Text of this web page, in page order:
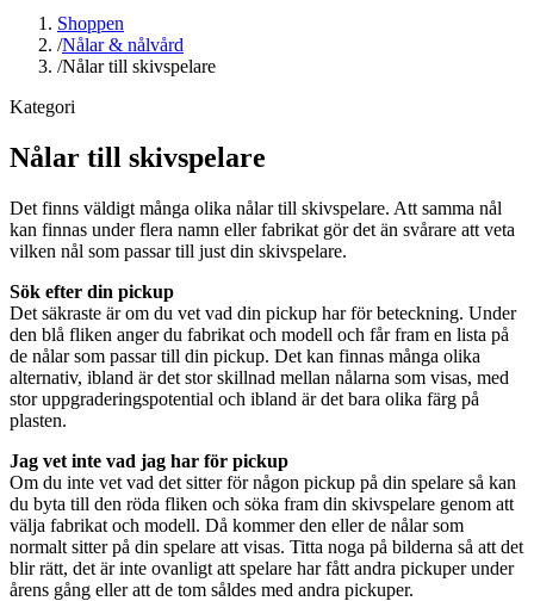
Shoppen
/Nålar & nålvård
/Nålar till skivspelare
Kategori
Nålar till skivspelare
Det finns väldigt många olika nålar till skivspelare. Att samma nål
kan finnas under flera namn eller fabrikat gör det än svårare att veta
vilken nål som passar till just din skivspelare.
Sök efter din pickup
Det säkraste är om du vet vad din pickup har för beteckning. Under
den blå fliken anger du fabrikat och modell och får fram en lista på
de nålar som passar till din pickup. Det kan finnas många olika
alternativ, ibland är det stor skillnad mellan nålarna som visas, med
stor uppgraderingspotential och ibland är det bara olika färg på
plasten.
Jag vet inte vad jag har för pickup
Om du inte vet vad det sitter för någon pickup på din spelare så kan
du byta till den röda fliken och söka fram din skivspelare genom att
välja fabrikat och modell. Då kommer den eller de nålar som
normalt sitter på din spelare att visas. Titta noga på bilderna så att det
blir rätt, det är inte ovanligt att spelare har fått andra pickuper under
årens gång eller att de tom såldes med andra pickuper.